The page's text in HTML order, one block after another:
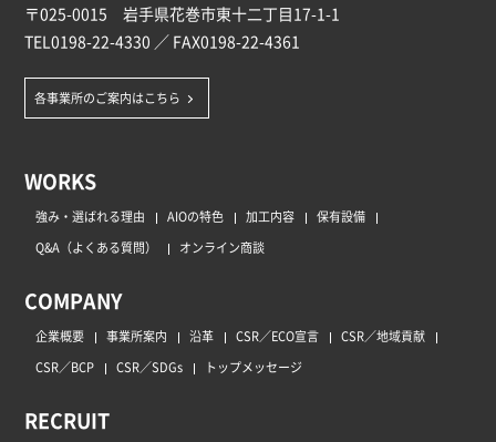
〒025-0015 岩手県花巻市東十二丁目17-1-1
TEL0198-22-4330 ／ FAX0198-22-4361
各事業所のご案内はこちら
WORKS
強み・選ばれる理由 AIOの特色 加工内容
保有設備
Q&A（よくある質問）
オンライン商談
COMPANY
企業概要 事業所案内 沿革 CSR／ECO宣言
CSR／地域貢献
CSR／BCP
CSR／SDGs トップメッセージ
RECRUIT